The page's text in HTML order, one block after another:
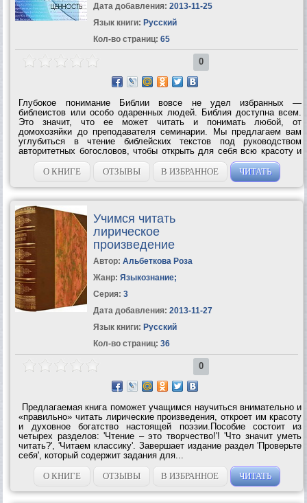
Дата добавления: 2013-11-25
Язык книги: Русский
Кол-во страниц: 65
0
Глубокое понимание Библии вовсе не удел избранных —
библеистов или особо одаренных людей. Библия доступна всем.
Это значит, что ее может читать и понимать любой, от
домохозяйки до преподавателя семинарии. Мы предлагаем вам
углубиться в чтение библейских текстов под руководством
авторитетных богословов, чтобы открыть для себя всю красоту и
ценность Писания и увидеть, как оно связано с вашей жизнью в 21
веке. Свыше полумиллиона...
О КНИГЕ ОТЗЫВЫ В ИЗБРАННОЕ ЧИТАТЬ
Учимся читать
лирическое
произведение
Автор: Альбеткова Роза
Жанр: Языкознание;
Серия: 3
Дата добавления: 2013-11-27
Язык книги: Русский
Кол-во страниц: 36
0
Предлагаемая книга поможет учащимся научиться внимательно и
«правильно» читать лирические произведения, откроет им красоту
и духовное богатство настоящей поэзии.Пособие состоит из
четырех разделов: 'Чтение – это творчество!'! 'Что значит уметь
читать?', 'Читаем классику'. Завершает издание раздел 'Проверьте
себя', который содержит задания для...
О КНИГЕ
ОТЗЫВЫ В ИЗБРАННОЕ ЧИТАТЬ